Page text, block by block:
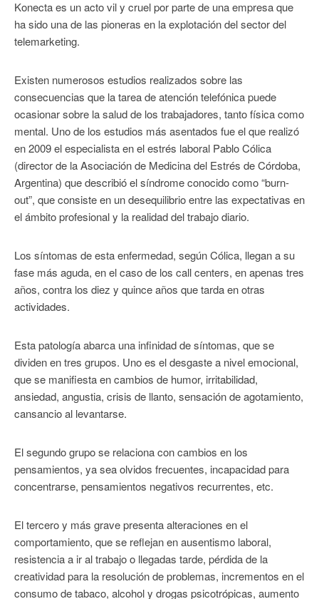
Konecta es un acto vil y cruel por parte de una empresa que
ha sido una de las pioneras en la explotación del sector del
telemarketing.
Existen numerosos estudios realizados sobre las
consecuencias que la tarea de atención telefónica puede
ocasionar sobre la salud de los trabajadores, tanto física como
mental. Uno de los estudios más asentados fue el que realizó
en 2009 el especialista en el estrés laboral Pablo Cólica
(director de la Asociación de Medicina del Estrés de Córdoba,
Argentina) que describió el síndrome conocido como “burn-
out”, que consiste en un desequilibrio entre las expectativas en
el ámbito profesional y la realidad del trabajo diario.
Los síntomas de esta enfermedad, según Cólica, llegan a su
fase más aguda, en el caso de los call centers, en apenas tres
años, contra los diez y quince años que tarda en otras
actividades.
Esta patología abarca una infinidad de síntomas, que se
dividen en tres grupos. Uno es el desgaste a nivel emocional,
que se manifiesta en cambios de humor, irritabilidad,
ansiedad, angustia, crisis de llanto, sensación de agotamiento,
cansancio al levantarse.
El segundo grupo se relaciona con cambios en los
pensamientos, ya sea olvidos frecuentes, incapacidad para
concentrarse, pensamientos negativos recurrentes, etc.
El tercero y más grave presenta alteraciones en el
comportamiento, que se reflejan en ausentismo laboral,
resistencia a ir al trabajo o llegadas tarde, pérdida de la
creatividad para la resolución de problemas, incrementos en el
consumo de tabaco, alcohol y drogas psicotrópicas, aumento